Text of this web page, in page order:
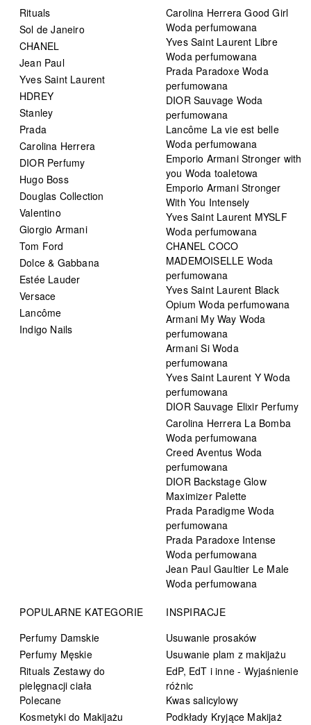
Rituals
Sol de Janeiro
CHANEL
Jean Paul
Yves Saint Laurent
HDREY
Stanley
Prada
Carolina Herrera
DIOR Perfumy
Hugo Boss
Douglas Collection
Valentino
Giorgio Armani
Tom Ford
Dolce & Gabbana
Estée Lauder
Versace
Lancôme
Indigo Nails
Carolina Herrera Good Girl
Woda perfumowana
Yves Saint Laurent Libre
Woda perfumowana
Prada Paradoxe Woda
perfumowana
DIOR Sauvage Woda
perfumowana
Lancôme La vie est belle
Woda perfumowana
Emporio Armani Stronger with
you Woda toaletowa
Emporio Armani Stronger
With You Intensely
Yves Saint Laurent MYSLF
Woda perfumowana
CHANEL COCO
MADEMOISELLE Woda
perfumowana
Yves Saint Laurent Black
Opium Woda perfumowana
Armani My Way Woda
perfumowana
Armani Si Woda
perfumowana
Yves Saint Laurent Y Woda
perfumowana
DIOR Sauvage Elixir Perfumy
Carolina Herrera La Bomba
Woda perfumowana
Creed Aventus Woda
perfumowana
DIOR Backstage Glow
Maximizer Palette
Prada Paradigme Woda
perfumowana
Prada Paradoxe Intense
Woda perfumowana
Jean Paul Gaultier Le Male
Woda perfumowana
POPULARNE KATEGORIE
Perfumy Damskie
Perfumy Męskie
Rituals Zestawy do
pielęgnacji ciała
Polecane
Kosmetyki do Makijażu
INSPIRACJE
Usuwanie prosaków
Usuwanie plam z makijażu
EdP, EdT i inne - Wyjaśnienie
różnic
Kwas salicylowy
Podkłady Kryjące Makijaż